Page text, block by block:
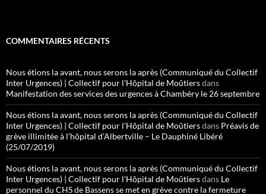
COMMENTAIRES RÉCENTS
Nous étions la avant, nous serons la après (Communiqué du Collectif
Inter Urgences) | Collectif pour l'Hôpital de Moûtiersdans
Manifestation des services des urgences à Chambéry le 26 septembre
Nous étions la avant, nous serons la après (Communiqué du Collectif
Inter Urgences) | Collectif pour l'Hôpital de Moûtiersdans Préavis de
grève illimitée à l’hôpital d’Albertville – Le Dauphiné Libéré
(25/07/2019)
Nous étions la avant, nous serons la après (Communiqué du Collectif
Inter Urgences) | Collectif pour l'Hôpital de Moûtiersdans Le
personnel du CHS de Bassens se met en grève contre la fermeture